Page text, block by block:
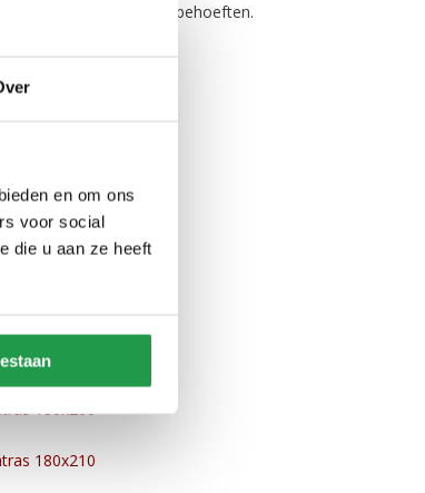
en om ons
voor social
die u aan ze heeft
aansluit bij jouw slaapbehoeften.
160x200
160x210
180x190
180x200
180x210